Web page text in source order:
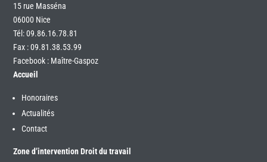
15 rue Masséna
06000 Nice
Tél:09.86.16.78.81
Fax : 09.81.38.53.99
Facebook : Maître-Gaspoz
Accueil
Honoraires
Actualités
Contact
Zone d’intervention Droit du travail